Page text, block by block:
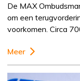
De MAX
om een
voorkomen. Circa
Meer